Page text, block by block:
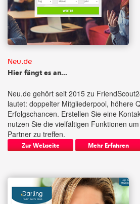
Neu.de
Hier fängt es an...
Neu.de gehört seit 2015 zu
lautet: doppelter Mitgliederpool, höhere
Erfolgschancen. Erstellen Sie eine
nutzen Sie die vielfältigen Funktionen
Partner zu treffen.
Zur Webseite Mehr Erfahren